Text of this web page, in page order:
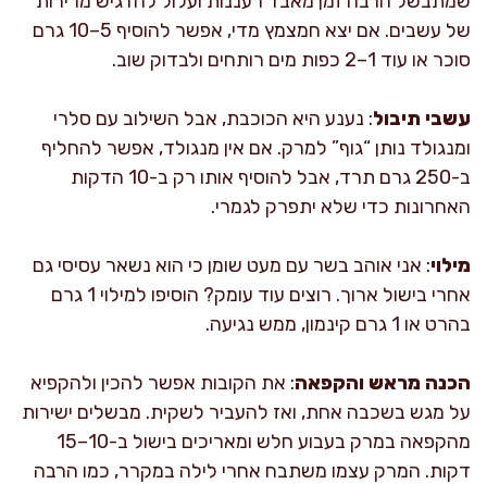
של עשבים. אם יצא חמצמץ מדי, אפשר להוסיף 5–10 גרם
סוכר או עוד 1–2 כפות מים רותחים ולבדוק שוב.
עשבי תיבול: נענע היא הכוכבת, אבל השילוב עם סלרי
ומנגולד נותן “גוף” למרק. אם אין מנגולד, אפשר להחליף
ב-250 גרם תרד, אבל להוסיף אותו רק ב-10 הדקות
האחרונות כדי שלא יתפרק לגמרי.
מילוי: אני אוהב בשר עם מעט שומן כי הוא נשאר עסיסי גם
אחרי בישול ארוך. רוצים עוד עומק? הוסיפו למילוי 1 גרם
בהרט או 1 גרם קינמון, ממש נגיעה.
הכנה מראש והקפאה: את הקובות אפשר להכין ולהקפיא
על מגש בשכבה אחת, ואז להעביר לשקית. מבשלים ישירות
מהקפאה במרק בעבוע חלש ומאריכים בישול ב-10–15
דקות. המרק עצמו משתבח אחרי לילה במקרר, כמו הרבה